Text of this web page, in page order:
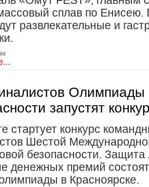
сплав по Енисею.
развлекательные и
Олимпиады
запустят
стартует конкурс
Шестой
безопасности. Защита
денежных премий
в Красноярске.